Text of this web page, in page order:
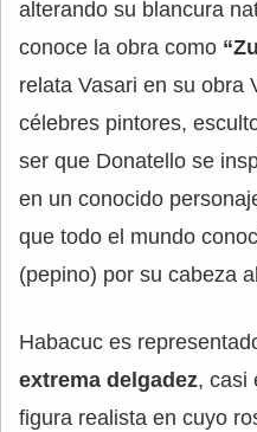
alterando su blancura
conoce la obra como
relata Vasari en su obra
célebres pintores,
ser que Donatello se
en un conocido
que todo el mundo
(pepino) por su cabeza
Habacuc es
extrema delgadez, casi
figura realista en cuyo